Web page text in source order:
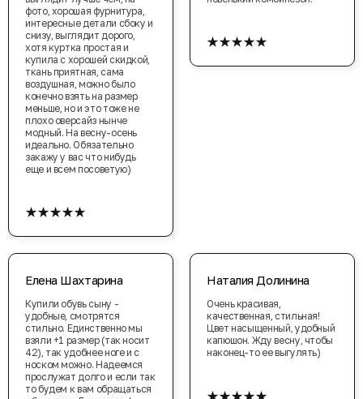
фото, хорошая фурнитура,
интересные детали сбоку и
снизу, выглядит дорого,
хотя куртка простая и
купила с хорошей скидкой,
ткань приятная, сама
воздушная, можно было
конечно взять на размер
меньше, но и это тоже не
плохо оверсайз нынче
модный. На весну-осень
идеально. Обязательно
закажу у вас что нибудь
еще и всем посоветую)
★★★★★
★★★★★
Елена Шахтарина
Купили обувь сыну -
удобные, смотрятся
стильно. Единственно мы
взяли +1 размер (так носит
42), так удобнее ноге и с
носком можно. Надеемся
прослужат долго и если так
то будем к вам обращаться
Наталия Долинина
Очень красивая,
качественная, стильная!
Цвет насыщенный, удобный
капюшон. Жду весну, чтобы
наконец-то ее выгулять)
★★★★★